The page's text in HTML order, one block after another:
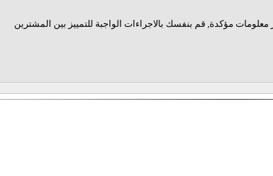
مؤكدة, قم بنفسك بالاجراءات الواجبة للتمييز بين المشترين